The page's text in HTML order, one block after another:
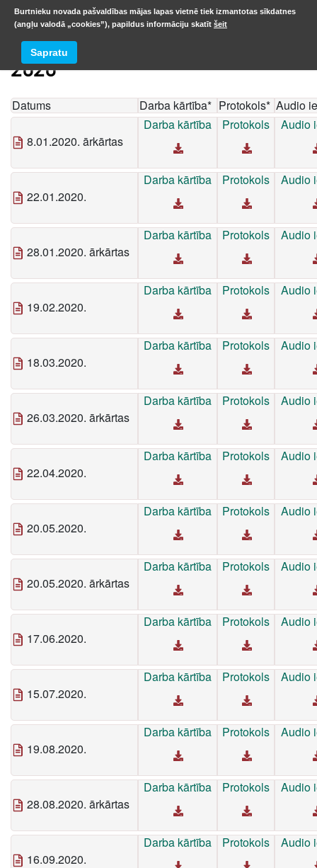
2020
Datums Darba kārtība* Protokols* Audio
8.01.2020. ārkārtas
Darba kārtība Protokols Audio
22.01.2020.
Darba kārtība Protokols Audio
28.01.2020. ārkārtas
Darba kārtība Protokols Audio
19.02.2020.
Darba kārtība Protokols Audio
18.03.2020.
Darba kārtība Protokols Audio
26.03.2020. ārkārtas
Darba kārtība Protokols Audio
22.04.2020.
Darba kārtība Protokols Audio
20.05.2020.
Darba kārtība Protokols Audio
20.05.2020. ārkārtas
Darba kārtība Protokols Audio
17.06.2020.
Darba kārtība Protokols Audio
15.07.2020.
Darba kārtība Protokols Audio
19.08.2020.
Darba kārtība Protokols Audio
28.08.2020. ārkārtas
Darba kārtība Protokols Audio
16.09.2020.
Darba kārtība Protokols Audio
Burtnieku novada pašvaldības mājas lapas vietnē tiek izmantotas sīkdatnes
(angļu valodā „cookies”), papildus informāciju skatīt šeit
Sapratu